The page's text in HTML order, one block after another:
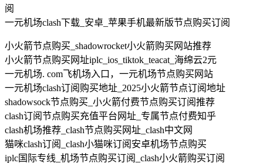
阅
一元机场clash下载_安卓_苹果手机最新版节点购买订阅
小火箭节点购买_shadowrocket小火箭购买网站推荐
小火箭节点购买网址iplc_ios_tiktok_teacat_海绵云2元
一元机场. com飞机场入口，一元机场节点购买网站
一元机场clash订阅购买地址_2025小火箭节点订阅地址
shadowsock节点购买_小火箭付费节点购买订阅推荐
clash订阅节点购买充值平台网址_专属节点付费知乎
clash机场推荐_clash节点购买网址_clash中文网
猫咪clash订阅_clash小猫咪订阅安卓机场节点购买
iplc国际专线_机场节点购买订阅_clash小火箭购买订阅